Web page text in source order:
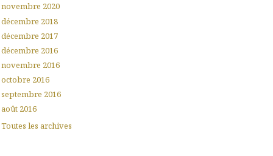
novembre 2020
décembre 2018
décembre 2017
décembre 2016
novembre 2016
octobre 2016
septembre 2016
août 2016
Toutes les archives